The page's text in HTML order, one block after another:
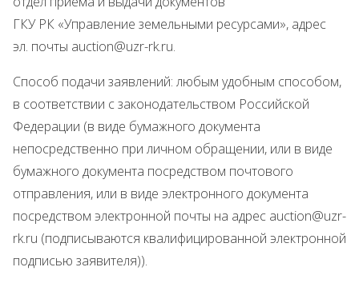
ГКУ РК «Управление земельными ресурсами», адрес
эл. почты auction@uzr-rk.ru.
Способ подачи заявлений: любым удобным способом,
в соответствии с законодательством Российской
Федерации (в виде бумажного документа
непосредственно при личном обращении, или в виде
бумажного документа посредством почтового
отправления, или в виде электронного документа
посредством электронной почты на адрес auction@uzr-
rk.ru (подписываются квалифицированной электронной
подписью заявителя)).